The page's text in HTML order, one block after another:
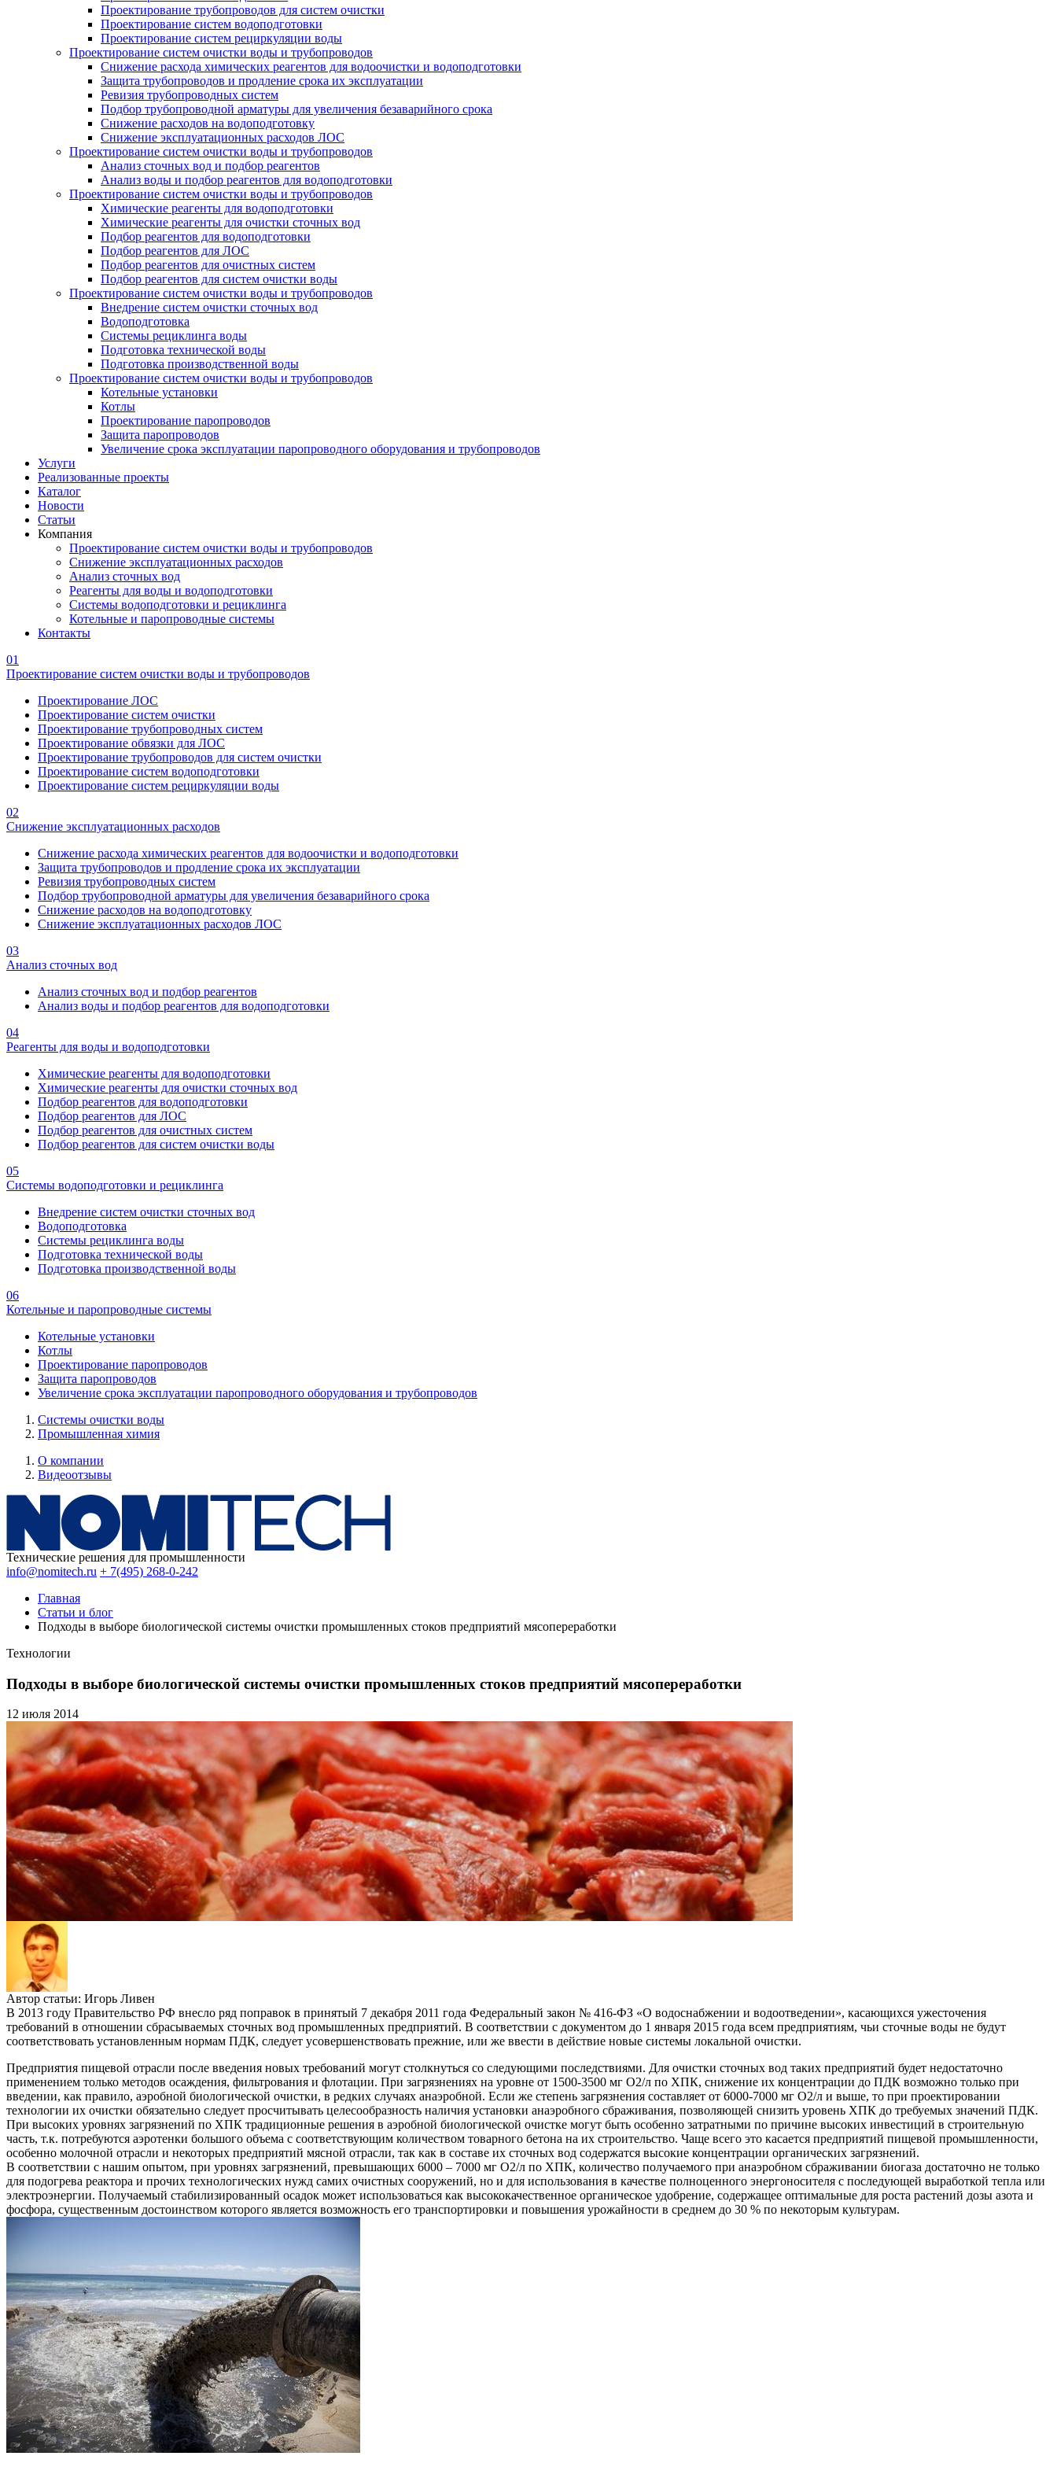
Проектирование трубопроводов для систем очистки
Проектирование систем водоподготовки
Проектирование систем рециркуляции воды
Проектирование систем очистки воды и трубопроводов
Снижение расхода химических реагентов для водоочистки и водоподготовки
Защита трубопроводов и продление срока их эксплуатации
Ревизия трубопроводных систем
Подбор трубопроводной арматуры для увеличения безаварийного срока
Снижение расходов на водоподготовку
Снижение эксплуатационных расходов ЛОС
Проектирование систем очистки воды и трубопроводов
Анализ сточных вод и подбор реагентов
Анализ воды и подбор реагентов для водоподготовки
Проектирование систем очистки воды и трубопроводов
Химические реагенты для водоподготовки
Химические реагенты для очистки сточных вод
Подбор реагентов для водоподготовки
Подбор реагентов для ЛОС
Подбор реагентов для очистных систем
Подбор реагентов для систем очистки воды
Проектирование систем очистки воды и трубопроводов
Внедрение систем очистки сточных вод
Водоподготовка
Системы рециклинга воды
Подготовка технической воды
Подготовка производственной воды
Проектирование систем очистки воды и трубопроводов
Котельные установки
Котлы
Проектирование паропроводов
Защита паропроводов
Увеличение срока эксплуатации паропроводного оборудования и трубопроводов
Услуги
Реализованные проекты
Каталог
Новости
Статьи
Компания
Проектирование систем очистки воды и трубопроводов
Снижение эксплуатационных расходов
Анализ сточных вод
Реагенты для воды и водоподготовки
Системы водоподготовки и рециклинга
Котельные и паропроводные системы
Контакты
01
Проектирование систем очистки воды и трубопроводов
Проектирование ЛОС
Проектирование систем очистки
Проектирование трубопроводных систем
Проектирование обвязки для ЛОС
Проектирование трубопроводов для систем очистки
Проектирование систем водоподготовки
Проектирование систем рециркуляции воды
02
Снижение эксплуатационных расходов
Снижение расхода химических реагентов для водоочистки и водоподготовки
Защита трубопроводов и продление срока их эксплуатации
Ревизия трубопроводных систем
Подбор трубопроводной арматуры для увеличения безаварийного срока
Снижение расходов на водоподготовку
Снижение эксплуатационных расходов ЛОС
03
Анализ сточных вод
Анализ сточных вод и подбор реагентов
Анализ воды и подбор реагентов для водоподготовки
04
Реагенты для воды и водоподготовки
Химические реагенты для водоподготовки
Химические реагенты для очистки сточных вод
Подбор реагентов для водоподготовки
Подбор реагентов для ЛОС
Подбор реагентов для очистных систем
Подбор реагентов для систем очистки воды
05
Системы водоподготовки и рециклинга
Внедрение систем очистки сточных вод
Водоподготовка
Системы рециклинга воды
Подготовка технической воды
Подготовка производственной воды
06
Котельные и паропроводные системы
Котельные установки
Котлы
Проектирование паропроводов
Защита паропроводов
Увеличение срока эксплуатации паропроводного оборудования и трубопроводов
Системы очистки воды
Промышленная химия
О компании
Видеоотзывы
Технические решения для промышленности
info@nomitech.ru + 7(495) 268-0-242
Главная
Статьи и блог
Подходы в выборе биологической системы очистки промышленных стоков предприятий мясопереработки
Технологии
Подходы в выборе биологической системы очистки промышленных стоков предприятий мясопереработки
12 июля 2014
Автор статьи: Игорь Ливен
В 2013 году Правительство РФ внесло ряд поправок в принятый 7 декабря 2011 года Федеральный закон № 416-ФЗ «О водоснабжении и водоотведении», касающихся ужесточения
требований в отношении сбрасываемых сточных вод промышленных предприятий. В соответствии с документом до 1 января 2015 года всем предприятиям, чьи сточные воды не будут
соответствовать установленным нормам ПДК, следует усовершенствовать прежние, или же ввести в действие новые системы локальной очистки.
Предприятия пищевой отрасли после введения новых требований могут столкнуться со следующими последствиями. Для очистки сточных вод таких предприятий будет недостаточно
применением только методов осаждения, фильтрования и флотации. При загрязнениях на уровне от 1500-3500 мг О2/л по ХПК, снижение их концентрации до ПДК возможно только при
введении, как правило, аэробной биологической очистки, в редких случаях анаэробной. Если же степень загрязнения составляет от 6000-7000 мг О2/л и выше, то при проектировании
технологии их очистки обязательно следует просчитывать целесообразность наличия установки анаэробного сбраживания, позволяющей снизить уровень ХПК до требуемых значений ПДК.
При высоких уровнях загрязнений по ХПК традиционные решения в аэробной биологической очистке могут быть особенно затратными по причине высоких инвестиций в строительную
часть, т.к. потребуются аэротенки большого объема с соответствующим количеством товарного бетона на их строительство. Чаще всего это касается предприятий пищевой промышленности,
особенно молочной отрасли и некоторых предприятий мясной отрасли, так как в составе их сточных вод содержатся высокие концентрации органических загрязнений.
В соответствии с нашим опытом, при уровнях загрязнений, превышающих 6000 – 7000 мг О2/л по ХПК, количество получаемого при анаэробном сбраживании биогаза достаточно не только
для подогрева реактора и прочих технологических нужд самих очистных сооружений, но и для использования в качестве полноценного энергоносителя с последующей выработкой тепла или
электроэнергии. Получаемый стабилизированный осадок может использоваться как высококачественное органическое удобрение, содержащее оптимальные для роста растений дозы азота и
фосфора, существенным достоинством которого является возможность его транспортировки и повышения урожайности в среднем до 30 % по некоторым культурам.